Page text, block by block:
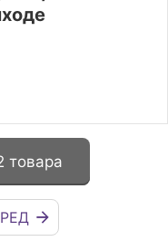
товара